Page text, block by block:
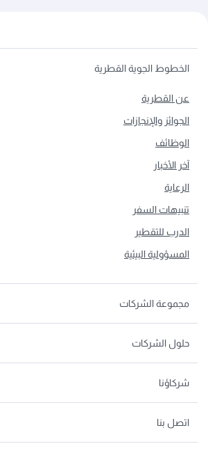
الخطوط الجوية القطرية
عن القطرية
الجوائز والإنجازات
الوظائف
آخر الأخبار
الرعاية
تنبيهات السفر
الدرب للتقطير
المسؤولية البيئية
مجموعة الشركات
حلول الشركات
شركاؤنا
اتصل بنا